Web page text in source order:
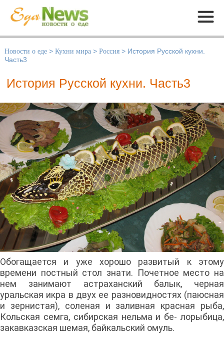
Меню
Новости о еде > Кухни мира > Россия > История Русской кухни.
Часть3
История Русской кухни. Часть3
Обогащается и уже хорошо развитый к этому
времени постный стол знати. Почетное место на
нем занимают астраханский балык, черная
уральская икра в двух ее разновидностях (паюсная
и зернистая), соленая и заливная красная рыба,
Кольская семга, сибирская нельма и бе- лорыбица,
закавказская шемая, байкальский омуль.